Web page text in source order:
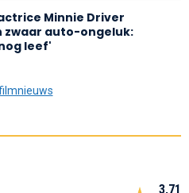
Minnie Driver
auto-ongeluk:
leef'
3,71